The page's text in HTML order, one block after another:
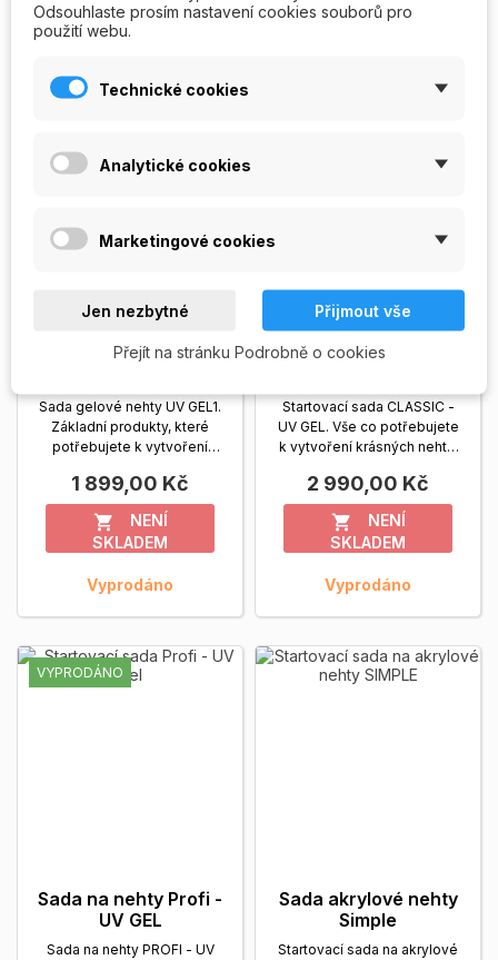
Vyprodáno
Sada gelové nehty I. -
Sada gelové nehty UV GEL1.
Základní produkty, které
potřebujete k vytvoření
Zobrazit více
1 899,00 Kč

NENÍ
SKLADEM
Vyprodáno
Sada na nehty
Startovací sada CLASSIC -
UV GEL. Vše co potřebujete
k vytvoření krásných nehtů.
2 990,00 Kč

NENÍ
SKLADEM
Vyprodáno
VYPRODÁNO
Sada na nehty Profi -
UV GEL
Sada na nehty PROFI - UV
Sada akrylové nehty
Simple
Startovací sada na akrylové
Odsouhlaste prosím nastavení cookies souborů pro
použití webu.
Technické cookies
Analytické cookies
Marketingové cookies
Jen nezbytné Přijmout vše
Přejít na stránku Podrobně o cookies